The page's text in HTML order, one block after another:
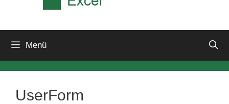
Menü
UserForm